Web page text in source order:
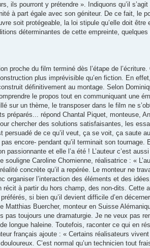
ils pourront y prétendre ». Indiquons qu’il
à part égale avec son géniteur. De ce fait, le
soit protégeable, la loi stipule qu’elle doit
déterminantes de cette empreinte,
proche du film terminé dès l’étape de
plus imprévisible qu’en fiction. En
définitivement au montage. Selon
le propos tout en communiquant une
sur un thème, le transposer dans le film ne
préparés... répond Chantal Piquet, monteuse,
chercher des solutions satisfaisantes, les
persuadé de ce qu’il veut, ça se voit, ça saute
encore- pendant qu’il terminait son
passionnante et elle l’a été ! L’auteur c’est
Caroline Chomienne, réalisatrice : «
concrète qu’il a repérée. Le monteur ne
organiser l’interaction des éléments et des
à partir du hors champ, des non-dits. Cette
si bien qu’il devient difficile d’en
Matthias Buercher, monteur en Suisse
pas toujours une dramaturgie. Je ne veux pas
longue haleine. Toutefois, raconter ce qui en
français ajoute : « Certains réalisateurs
C’est normal qu’un technicien tout